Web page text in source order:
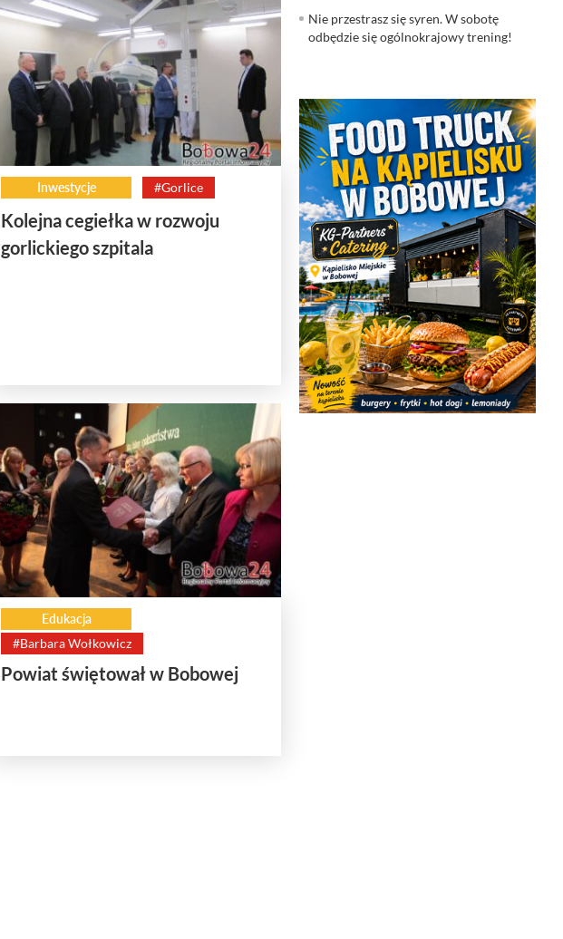
Inwestycje #Gorlice
Kolejna cegiełka w rozwoju
gorlickiego szpitala
Edukacja
#Barbara Wołkowicz
Powiat świętował w Bobowej
Nie przestrasz się syren. W sobotę
odbędzie się ogólnokrajowy trening!